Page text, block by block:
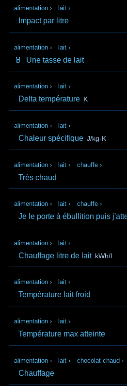
alimentation › lait ›
Impact par litre
alimentation › lait ›
🥛 Une tasse de lait
alimentation › lait ›
Delta température K
alimentation › lait ›
Chaleur spécifique J/kg-K
alimentation › lait › chauffe ›
Très chaud
alimentation › lait › chauffe ›
Je le porte à ébullition puis
alimentation › lait ›
Chauffage litre de lait kWh/l
alimentation › lait ›
Température lait froid
alimentation › lait ›
Température max atteinte
alimentation › lait › chocolat chaud ›
Chauffage